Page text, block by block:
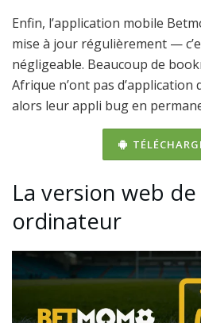
Enfin, l’application mobile
mise à jour régulièrement —
négligeable. Beaucoup de
Afrique n’ont pas d’application
alors leur appli bug en
La version web
ordinateur